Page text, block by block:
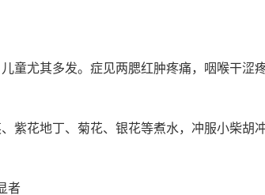
童尤其多发。症见两腮红肿疼痛，咽喉干涩
紫花地丁、菊花、银花等煮水，冲服小柴胡
者